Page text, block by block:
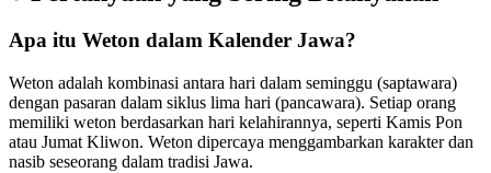
Apa itu Weton dalam Kalender Jawa?
Weton adalah kombinasi antara hari dalam seminggu (saptawara)
dengan pasaran dalam siklus lima hari (pancawara). Setiap orang
memiliki weton berdasarkan hari kelahirannya, seperti Kamis Pon
atau Jumat Kliwon. Weton dipercaya menggambarkan karakter dan
nasib seseorang dalam tradisi Jawa.